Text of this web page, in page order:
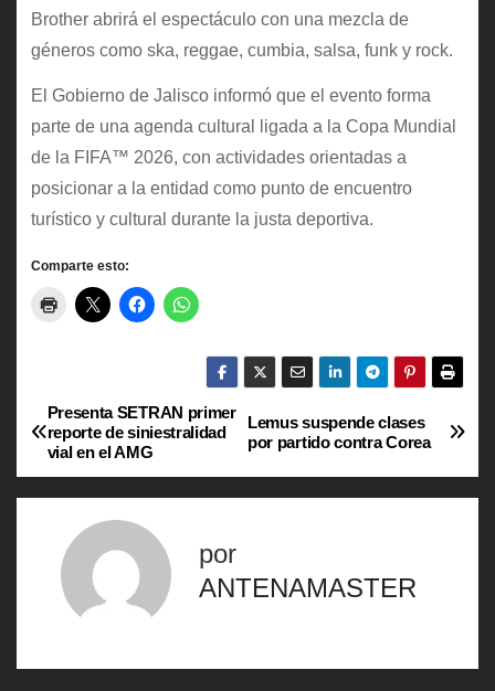
Brother abrirá el espectáculo con una mezcla de
géneros como ska, reggae, cumbia, salsa, funk y rock.
El Gobierno de Jalisco informó que el evento forma
parte de una agenda cultural ligada a la Copa Mundial
de la FIFA™ 2026, con actividades orientadas a
posicionar a la entidad como punto de encuentro
turístico y cultural durante la justa deportiva.
Comparte esto:
N
a
Lemus suspende clases
por partido contra Corea
Presenta SETRAN primer
reporte de siniestralidad
vial en el AMG
por
ANTENAMASTER